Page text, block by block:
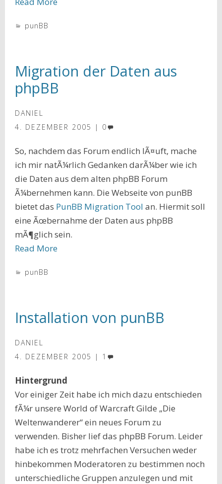
punBB
Migration der Daten aus
phpBB
DANIEL
4. DEZEMBER 2005
0
So, nachdem das Forum endlich lÃ¤uft, mache
ich mir natÃ¼rlich Gedanken darÃ¼ber wie ich
die Daten aus dem alten phpBB Forum
Ã¼bernehmen kann. Die Webseite von punBB
bietet das PunBB Migration Tool an. Hiermit soll
eine Ãœbernahme der Daten aus phpBB
mÃ¶glich sein.
Read More
punBB
Installation von punBB
DANIEL
4. DEZEMBER 2005
1
Hintergrund
Vor einiger Zeit habe ich mich dazu entschieden
fÃ¼r unsere World of Warcraft Gilde „Die
Weltenwanderer“ ein neues Forum zu
verwenden. Bisher lief das phpBB Forum. Leider
habe ich es trotz mehrfachen Versuchen weder
hinbekommen Moderatoren zu bestimmen noch
unterschiedliche Gruppen anzulegen und mit